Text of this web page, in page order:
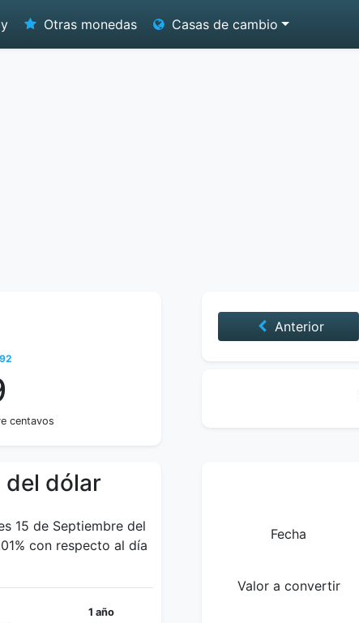
Otras monedas Casas de cambio
centavos
Anterior
del dólar
15 de Septiembre del
con respecto al día
1 año
Fecha
Valor a convertir